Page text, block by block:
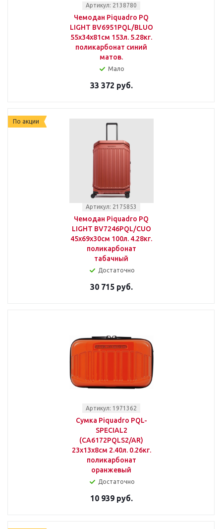
Артикул: 2138780
Чемодан Piquadro PQ
LIGHT BV6951PQL/BLUO
55x34x81см 153л. 5.28кг.
поликарбонат синий
матов.
Мало
33 372 руб.
По акции
Артикул: 2175853
Чемодан Piquadro PQ
LIGHT BV7246PQL/CUO
45x69x30см 100л. 4.28кг.
поликарбонат
табачный
Достаточно
30 715 руб.
Артикул: 1971362
Сумка Piquadro PQL-
SPECIAL2
(CA6172PQLS2/AR)
23x13x8см 2.40л. 0.26кг.
поликарбонат
оранжевый
Достаточно
10 939 руб.